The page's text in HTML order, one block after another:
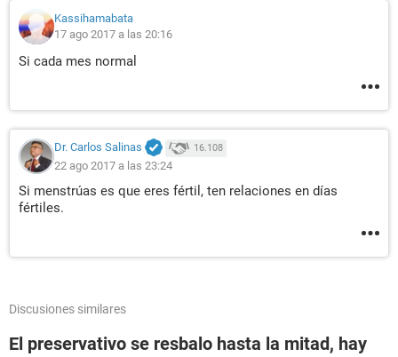
Kassihamabata
17 ago 2017 a las 20:16
Si cada mes normal
Dr. Carlos Salinas 16.108
22 ago 2017 a las 23:24
Si menstrúas es que eres fértil, ten relaciones en días
fértiles.
Discusiones similares
El preservativo se resbalo hasta la mitad, hay